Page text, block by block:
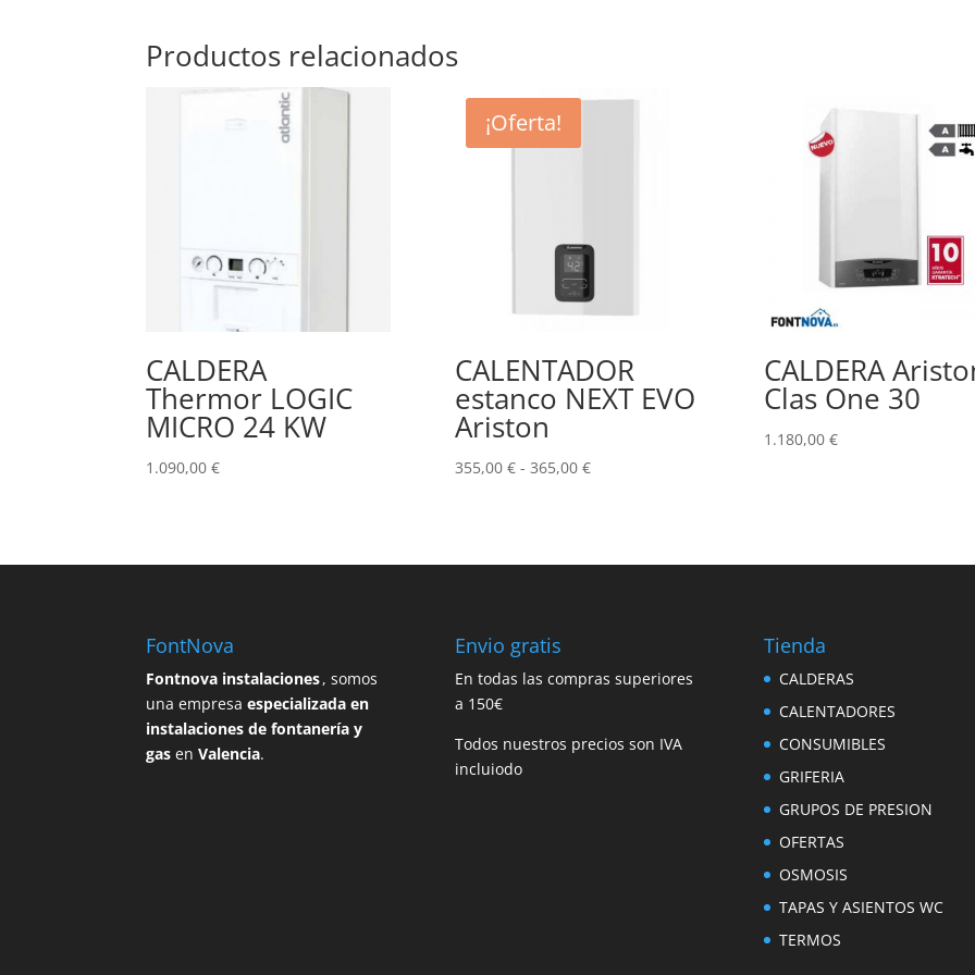
Productos relacionados
CALDERA
Thermor LOGIC
MICRO 24 KW
1.090,00€
¡Oferta!
CALENTADOR
estanco NEXT EVO
Ariston
355,00 € - 365,00 €Rango
355,00 €
CALDERA
Clas One 30
1.180,00 €
FontNova
Fontnova instalaciones, somos
una empresaespecializada en
instalaciones de fontanería y
gas enValencia.
Envio gratis
En todas las compras superiores
a 150€
Todos nuestros precios son IVA
incluiodo
Tienda
CALDERAS
CALENTADORES
CONSUMIBLES
GRIFERIA
GRUPOS DE PRESION
OFERTAS
OSMOSIS
TAPAS Y ASIENTOS WC
TERMOS